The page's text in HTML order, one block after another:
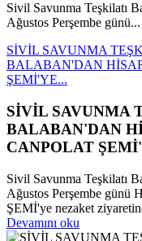
Sivil Savunma Teşkilatı
Ağustos Perşembe günü...
SİVİL SAVUNMA
BALABAN'DAN
ŞEMİ'YE...
SİVİL SAVUNMA
BALABAN'DAN
CANPOLAT
Sivil Savunma Teşkilatı
Ağustos Perşembe günü
ŞEMİ'ye nezaket
Devamını oku